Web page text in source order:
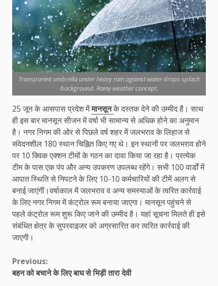
Transparent umbrella under heavy rain against water drops splash
background. Rainy weather concept.
25 जून के आसपास प्रदेश मेंमानसूनके दस्तक देने की उम्मीद है। साथ
ही इस बार मानसून सीजन में वर्षा भी सामान्य से अधिक होने का अनुमान
है। नगर निगम की ओर से पिछले वर्ष शहर में जलभराव के लिहाज से
संवेदनशील 180 स्थान चिह्नित किए गए थे। इन स्थानों पर जलभराव होने
पर 10 क्विक एक्शन टीमों के गठन का दावा किया जा रहा है। प्रत्येक
टीम के पास एक पंप और अन्य उपकरण उपलब्ध रहेंगे। सभी 100 वार्डों में
आपात स्थिति से निपटने के लिए 10-10 कर्मचारियों की टीमें अलग से
बनाई जाएंगीं।वर्षाकाल में जलभराव व अन्य समस्याओं के त्वरित कार्रवाई
के लिए नगर निगम में कंट्रोल रूम बनाया जाएगा। मानसून पहुंचने से
पहले कंट्रोल रूम शुरू किए जाने की उम्मीद है। यहां सूचना मिलते ही इसे
संबंधित क्षेत्र के सुपरवाइजर को अग्रसारित कर त्वरित कार्रवाई की
जाएगी।
Continue
Previous:
बहन को बचाने के लिए बाघ से भिड़ी तारा देवी